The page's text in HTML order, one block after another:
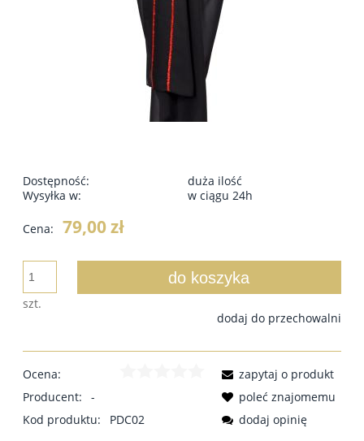
Dostępność:
duża ilość
Wysyłka w:
w ciągu 24h
Cena: 79,00 zł
szt.
do koszyka
dodaj do przechowalni
Ocena:
Producent:
-
Kod produktu:
PDC02
zapytaj o produkt
poleć znajomemu
dodaj opinię